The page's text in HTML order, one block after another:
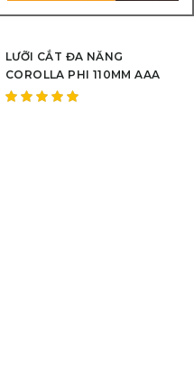
LƯỠI CẮT ĐA NĂNG
COROLLA PHI 110MM AAA